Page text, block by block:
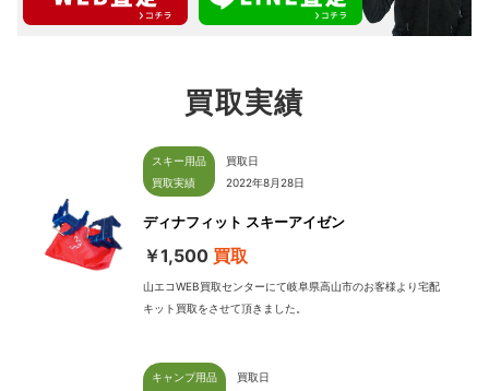
買取実績
スキー用品
買取実績
買取日
2022年8月28日
ディナフィット スキーアイゼン
￥1,500 買取
山エコWEB買取センターにて岐阜県高山市のお客様より宅配
キット買取をさせて頂きました。
キャンプ用品
買取日